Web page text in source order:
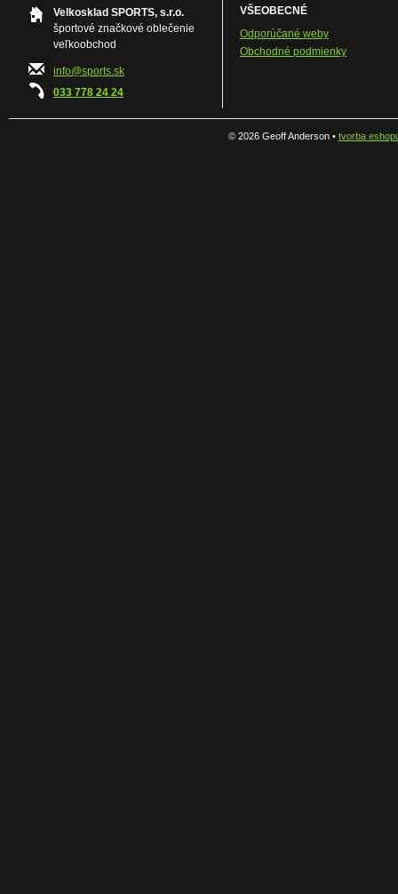
Velkosklad SPORTS, s.r.o.
športové značkové oblečenie
veľkoobchod
info@sports.sk
033 778 24 24
VŠEOBECNÉ
Odporúčané weby
Obchodné podmienky
©2026 Geoff Anderson • tvorba